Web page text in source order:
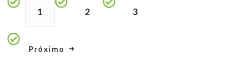
1 2 3
Próximo